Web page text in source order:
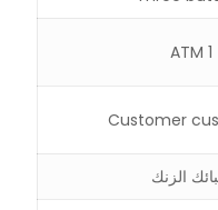
1 ATM
Customer
الزنك